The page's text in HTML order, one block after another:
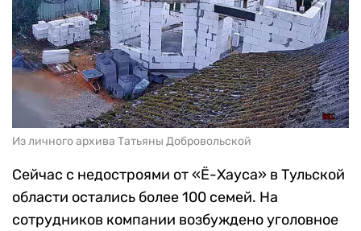
Из личного архива Татьяны Добровольской
Сейчас с недостроями от «Ё-Хауса» в Тульской
области остались более 100 семей. На
сотрудников компании возбуждено уголовное